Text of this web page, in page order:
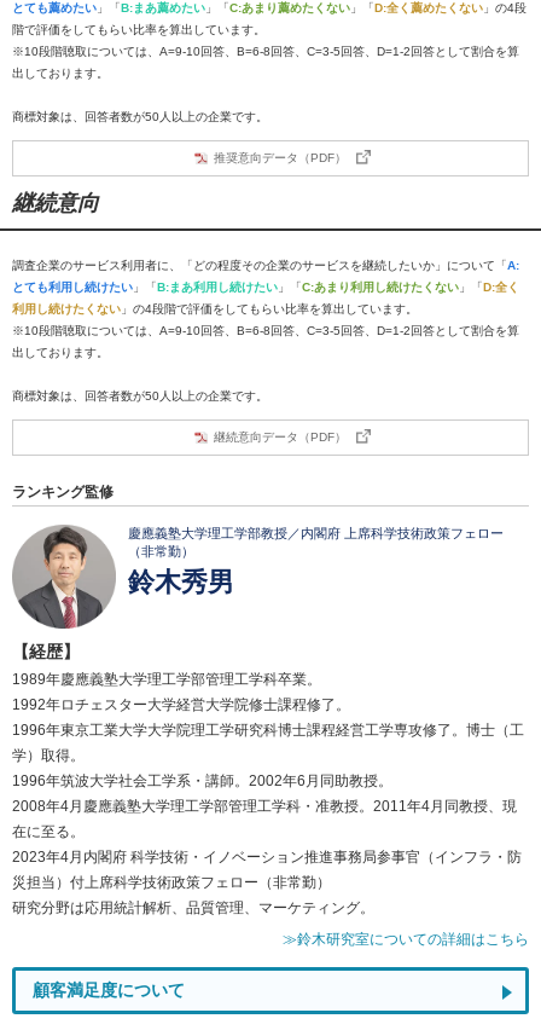
とても薦めたい 」「B:まあ薦めたい 」「C:あまり薦めたくない 」「D:全く薦めたくない 」の4段
階で評価をしてもらい比率を算出しています。
※10段階聴取については、A=9-10回答、B=6-8回答、C=3-5回答、D=1-2回答として割合を算
出しております。
商標対象は、回答者数が50人以上の企業です。
推奨意向データ（PDF）
継続意向
調査企業のサービス利用者に、「どの程度その企業のサービスを継続したいか」について「A:
とても利用し続けたい 」「B:まあ利用し続けたい 」「C:あまり利用し続けたくない 」「D:全く
利用し続けたくない 」の4段階で評価をしてもらい比率を算出しています。
※10段階聴取については、A=9-10回答、B=6-8回答、C=3-5回答、D=1-2回答として割合を算
出しております。
商標対象は、回答者数が50人以上の企業です。
継続意向データ（PDF）
ランキング監修
慶應義塾大学理工学部教授／内閣府 上席科学技術政策フェロー
（非常勤）
鈴木秀男
【経歴】
1989年慶應義塾大学理工学部管理工学科卒業。
1992年ロチェスター大学経営大学院修士課程修了。
1996年東京工業大学大学院理工学研究科博士課程経営工学専攻修了。博士（工
学）取得。
1996年筑波大学社会工学系・講師。2002年6月同助教授。
2008年4月慶應義塾大学理工学部管理工学科・准教授。2011年4月同教授、現
在に至る。
2023年4月内閣府 科学技術・イノベーション推進事務局参事官（インフラ・防
災担当）付上席科学技術政策フェロー（非常勤）
研究分野は応用統計解析、品質管理、マーケティング。
≫鈴木研究室についての詳細はこちら
顧客満足度について